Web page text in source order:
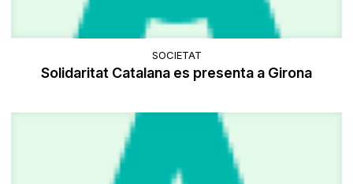
SOCIETAT
Solidaritat Catalana es presenta a Girona